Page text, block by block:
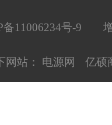
备11006234号-9
网站： 电源网 亿硕